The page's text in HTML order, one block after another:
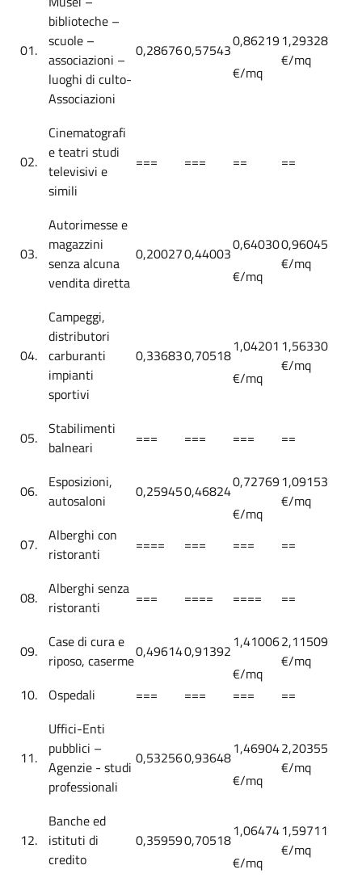
01.
biblioteche –
scuole –
associazioni –
luoghi di culto-
Associazioni
0,286760,575430,86219
€/mq
1,29328
€/mq
02.
Cinematografi
e teatri studi
televisivi e
simili
=== === == ==
03.
Autorimesse e
magazzini
senza alcuna
vendita diretta
0,200270,440030,64030
€/mq
0,96045
€/mq
04.
Campeggi,
distributori
carburanti
impianti
sportivi
0,336830,705181,04201
€/mq
1,56330
€/mq
05. Stabilimenti
balneari
=== === === ==
06.
Esposizioni,
autosaloni
0,259450,468240,72769
€/mq
1,09153
€/mq
07. Alberghi con
ristoranti
==== === === ==
08. Alberghi senza
ristoranti
=== ==== ==== ==
09.
Case di cura e
riposo, caserme0,496140,91392 1,41006
€/mq
2,11509
€/mq
10.
Ospedali === === === ==
11.
Uffici-Enti
pubblici –
Agenzie - studi
professionali
0,532560,936481,46904
€/mq
2,20355
€/mq
12.
Banche ed
istituti di
credito
0,359590,705181,06474
€/mq
1,59711
€/mq